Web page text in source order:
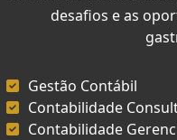
desafios e as
Gestão Contábil
Contabilidade
Contabilidade